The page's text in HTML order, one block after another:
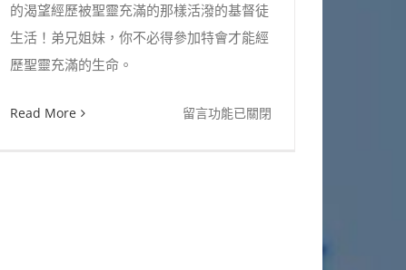
的渴望經歷被聖靈充滿的那樣活潑的基督徒
生活！弟兄姐妹，你不必得參加特會才能經
歷聖靈充滿的生命。
Read More
在
留言功能已關閉